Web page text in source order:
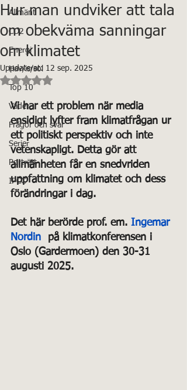
Allmänt
CO2
Energi
Hav/is/sol
Top 10
Väder
Frågor och svar
Serier
Porträtt
IPCC
Hur man undviker att tala
om obekväma sanningar
om klimatet
Uppdaterat: 12 sep. 2025
Betygsatt till NaN av 5 stjärnor.
Vi har ett problem när media
ensidigt lyfter fram klimatfrågan ur
ett politiskt perspektiv och inte
vetenskapligt. Detta gör att
allmänheten får en snedvriden
uppfattning om klimatet och dess
förändringar i dag.
Det här berörde prof. em. Ingemar
Nordin
  på klimatkonferensen i
Oslo (Gardermoen) den 30-31
augusti 2025.